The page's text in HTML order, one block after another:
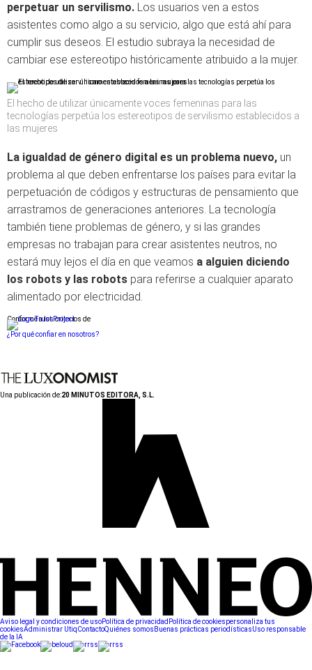
perpetuar un servilismo. Los usuarios ven a estos
asistentes como algo a su servicio, algo que está ahí para
cumplir sus deseos. El estudio subraya la necesidad de
cambiar ese estereotipo históricamente atribuido a la mujer.
El hecho de utilizar únicamente voces femeninas para las
tecnologías perpetúa los estereotipos de servilismo establecidos a
las mujeres
La igualdad de género digital es un problema nuevo, un
problema al que deben enfrentarse los países para evitar la
perpetuación de códigos y estructuras de pensamiento que
arrastramos de generaciones anteriores. La tecnología
también tiene problemas de género, y si las grandes
empresas no trabajan para crear asistentes neutros, no
estará muy lejos el día en que veamos a alguien diciendo
los robots y las robots para referirse a cualquier aparato
alimentado por electricidad.
Conforme a los criterios de
¿Por qué confiar en nosotros?
Una publicación de:20 MINUTOS EDITORA, S.L.
Aviso legal y condiciones de usoPolítica de privacidad Política de cookiespersonaliza tus
cookiesAdministrar UtiqContactoQuiénes somos Buenas prácticas periodísticasUso responsable
de la IA